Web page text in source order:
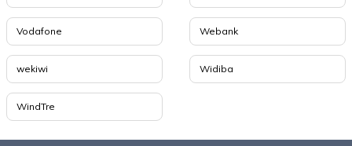
Vodafone Webank
wekiwi Widiba
WindTre